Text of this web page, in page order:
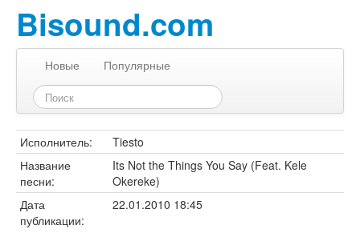
Bisound.com
Новые Популярные
Исполнитель:
Tiesto
Название
песни:
Its Not the Things You Say (Feat. Kele
Okereke)
Дата
публикации:
22.01.2010 18:45